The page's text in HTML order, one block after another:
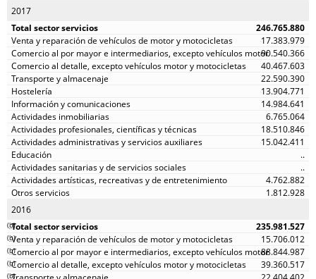
2017
246.765.880
17.383.979
90.540.366
40.467.603
22.590.390
13.904.771
14.984.641
6.765.064
18.510.846
15.042.411
..
..
4.762.882
1.812.928
2016
235.981.527
(b)
15.706.012
(b)
88.844.987
(b)
39.360.517
(b)
(b)